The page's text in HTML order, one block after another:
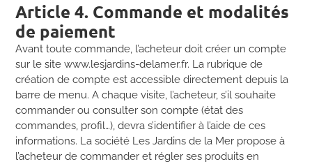
Article 4. Commande et modalités
de paiement
Avant toute commande, l’acheteur doit créer un compte
sur le site www.lesjardins-delamer.fr. La rubrique de
création de compte est accessible directement depuis la
barre de menu. A chaque visite, l’acheteur, s’il souhaite
commander ou consulter son compte (état des
commandes, profil…), devra s’identifier à l’aide de ces
informations. La société Les Jardins de la Mer propose à
l’acheteur de commander et régler ses produits en